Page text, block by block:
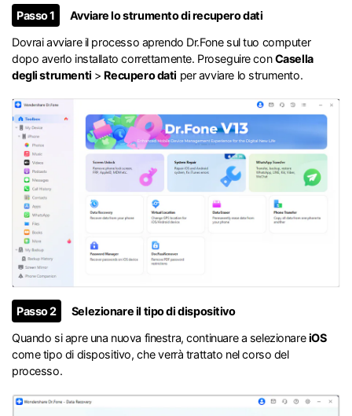
Passo 1
Avviare lo strumento di recupero dati
Dovrai avviare il processo aprendo Dr.Fone sul tuo computer
dopo averlo installato correttamente. Proseguire conCasella
degli strumenti > Recupero dati per avviare lo strumento.
Passo 2
Selezionare il tipo di dispositivo
Quando si apre una nuova finestra, continuare a selezionareiOS
come tipo di dispositivo, che verrà trattato nel corso del
processo.